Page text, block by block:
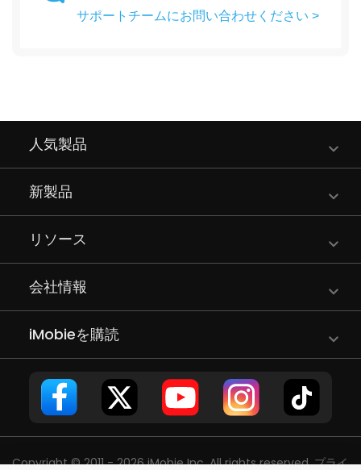
サポートチームにお問い合わせください >
人気製品
新製品
リソース
会社情報
iMobieを購読
Copyright © 2011 - 2026 iMobie Inc. All rights reserved.プライ